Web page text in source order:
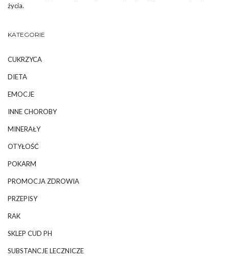
życia.
KATEGORIE
CUKRZYCA
DIETA
EMOCJE
INNE CHOROBY
MINERAŁY
OTYŁOŚĆ
POKARM
PROMOCJA ZDROWIA
PRZEPISY
RAK
SKLEP CUD PH
SUBSTANCJE LECZNICZE